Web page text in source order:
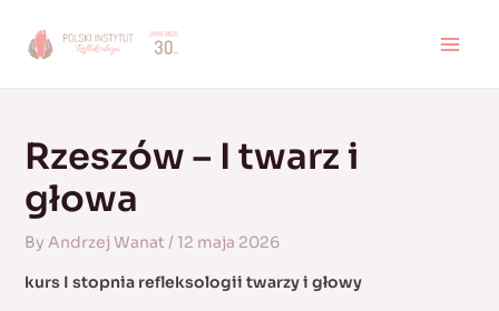
Rzeszów – I twarz i
głowa
By Andrzej Wanat/12 maja 2026
kurs I stopnia refleksologii twarzy i głowy